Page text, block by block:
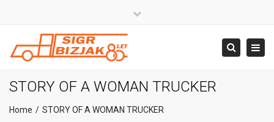
+386 4 581 37 00
Search
STORY OF A WOMAN TRUCKER
Home STORY OF A WOMAN TRUCKER